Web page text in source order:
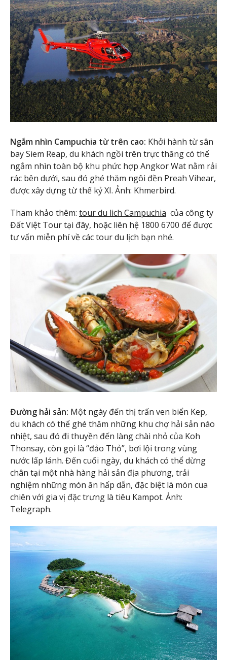
Ngắm nhìn Campuchia từ trên cao: Khởi hành từ sân
bay Siem Reap, du khách ngồi trên trực thăng có thể
ngắm nhìn toàn bộ khu phức hợp Angkor Wat nằm rải
rác bên dưới, sau đó ghé thăm ngôi đền Preah Vihear,
được xây dựng từ thế kỷ XI. Ảnh: Khmerbird.
Tham khảo thêm: tour du lich Campuchia của công ty
Đất Việt Tour tại đây, hoặc liên hệ 1800 6700 để được
tư vấn miễn phí về các tour du lịch bạn nhé.
Đường hải sản: Một ngày đến thị trấn ven biển Kep,
du khách có thể ghé thăm những khu chợ hải sản náo
nhiệt, sau đó đi thuyền đến làng chài nhỏ của Koh
Thonsay, còn gọi là “đảo Thỏ”, bơi lội trong vùng
nước lấp lánh. Đến cuối ngày, du khách có thể dừng
chân tại một nhà hàng hải sản địa phương, trải
nghiệm những món ăn hấp dẫn, đặc biệt là món cua
chiên với gia vị đặc trưng là tiêu Kampot. Ảnh:
Telegraph.